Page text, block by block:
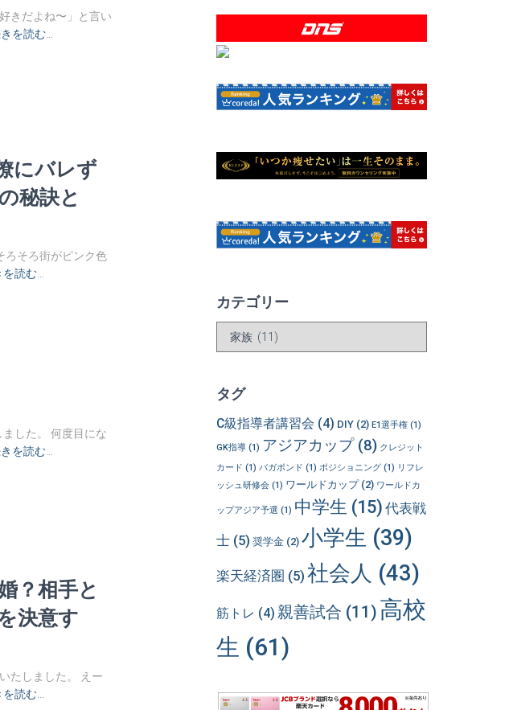
きだよね〜」と言い
を読む…
にバレず
秘訣と
ろそろ街がピンク色
読む…
した。 何度目にな
を読む…
？相手と
決意す
たしました。 えー
読む…
カテゴリー
ー
タグ
C級指導者講習会 (4) DIY(2) E1選手権(1)
GK指導(1) アジアカップ(8) クレジット
カード (1) バガボンド (1) ポジショニング(1) リフレ
ッシュ研修会(1) ワールドカップ(2) ワールドカ
ップアジア予選 (1) 中学生 (15) 代表戦
士(5) 奨学金(2) 小学生 (39)
楽天経済圏 (5) 社会人 (43)
筋トレ (4) 親善試合 (11) 高校
生 (61)